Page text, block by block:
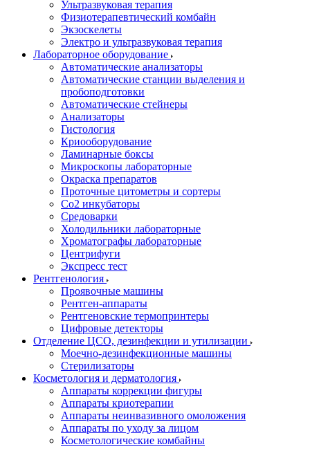
Ультразвуковая терапия
Физиотерапевтический комбайн
Экзоскелеты
Электро и ультразвуковая терапия
Лабораторное оборудование
Автоматические анализаторы
Автоматические станции выделения и
пробоподготовки
Автоматические стейнеры
Анализаторы
Гистология
Криооборудование
Ламинарные боксы
Микроскопы лабораторные
Окраска препаратов
Проточные цитометры и сортеры
Со2 инкубаторы
Средоварки
Холодильники лабораторные
Хроматографы лабораторные
Центрифуги
Экспресс тест
Рентгенология
Проявочные машины
Рентген-аппараты
Рентгеновские термопринтеры
Цифровые детекторы
Отделение ЦСО, дезинфекции и утилизации
Моечно-дезинфекционные машины
Стерилизаторы
Косметология и дерматология
Аппараты коррекции фигуры
Аппараты криотерапии
Аппараты неинвазивного омоложения
Аппараты по уходу за лицом
Косметологические комбайны